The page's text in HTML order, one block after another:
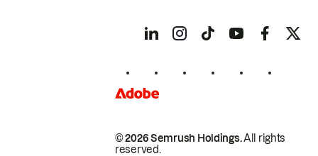
© 2026 Semrush Holdings.All rights
reserved.